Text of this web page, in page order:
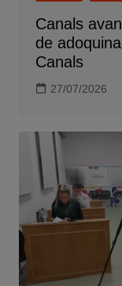
Canals
de
Canals
27/07/2026